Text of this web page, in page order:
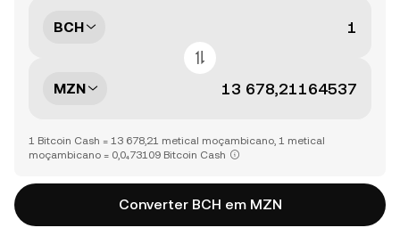
BCH
MZN
1 Bitcoin Cash = 13 678,21 metical moçambicano, 1 metical
moçambicano = 0,0₄73109 Bitcoin Cash
Converter BCH em MZN